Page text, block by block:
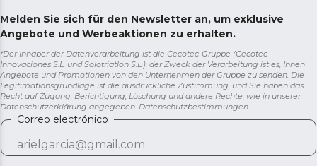
Melden Sie sich für den Newsletter an, um exklusive
Angebote und Werbeaktionen zu erhalten.
*Der Inhaber der Datenverarbeitung ist die Cecotec-Gruppe (Cecotec
Innovaciones S.L. und Solotriatlon S.L.), der Zweck der Verarbeitung ist es, Ihnen
Angebote und Promotionen von den Unternehmen der Gruppe zu senden. Die
Legitimationsgrundlage ist die ausdrückliche Zustimmung, und Sie haben das
Recht auf Zugang, Berichtigung, Löschung und andere Rechte, wie in unserer
Datenschutzerklärung angegeben. Datenschutzbestimmungen
Correo electrónico